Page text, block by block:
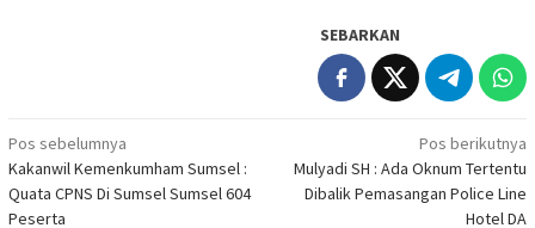
SEBARKAN
Navigasi
pos
Pos sebelumnya
Kakanwil Kemenkumham Sumsel :
Quata CPNS Di Sumsel Sumsel 604
Peserta
Pos berikutnya
Mulyadi SH : Ada Oknum Tertentu
Dibalik Pemasangan Police Line
Hotel DA